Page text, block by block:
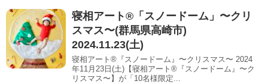
寝相アート®「スノードーム」〜クリ
スマス〜(群馬県高崎市)
2024.11.23(土)
寝相アート®『スノードーム』〜クリスマス〜 2024
年11月23日(土)【寝相アート®︎『スノードーム』〜ク
リスマス〜】が「10名様限定...